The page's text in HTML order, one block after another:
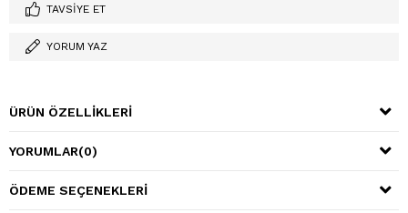
TAVSIYE ET
YORUM YAZ
ÜRÜN ÖZELLIKLERI
YORUMLAR(0)
ÖDEME SEÇENEKLERI